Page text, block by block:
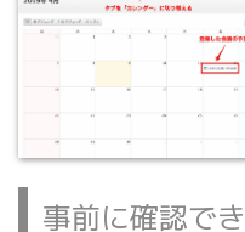
事前に確認で